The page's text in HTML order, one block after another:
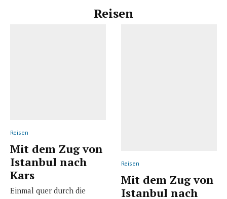
Reisen
Reisen
Mit dem Zug von
Istanbul nach
Kars
Einmal quer durch die
Reisen
Mit dem Zug von
Istanbul nach